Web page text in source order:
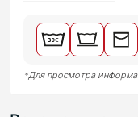
*Для просмотра